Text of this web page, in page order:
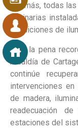
Además, todas
luminarias
condiciones de
Vale la pena
Alcaldía de
continúe
intervenciones
de madera,
readecuación
estaciones del